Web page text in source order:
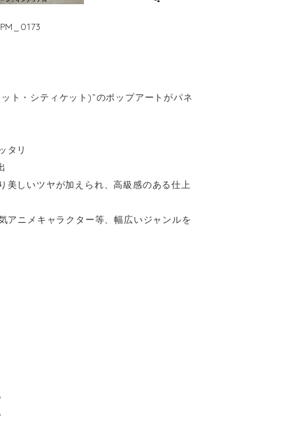
ト・シティケット)”のポップアートがパネ
タリ
美しいツヤが加えられ、高級感のある仕上
アニメキャラクター等、幅広いジャンルを